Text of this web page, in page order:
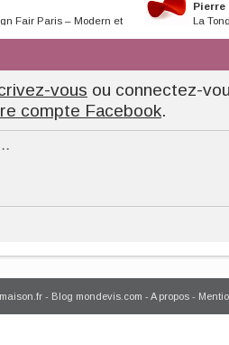
Fair Paris – Modern et
Pierre
La
vous ou connectez-
compte Facebook.
- Blog mondevis.com - A propos -